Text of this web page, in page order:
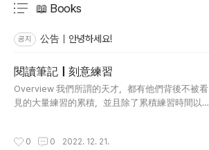
📖 Books
공지 公告｜안녕하세요!
閱讀筆記｜刻意練習
Overview 我們所謂的天才，都有他們背後不被看
見的大量練習的累積，並且除了累積練習時間以
一樣的變化，進而成為該領域的專家 透過刻意練
0 0 2022. 12. 21.